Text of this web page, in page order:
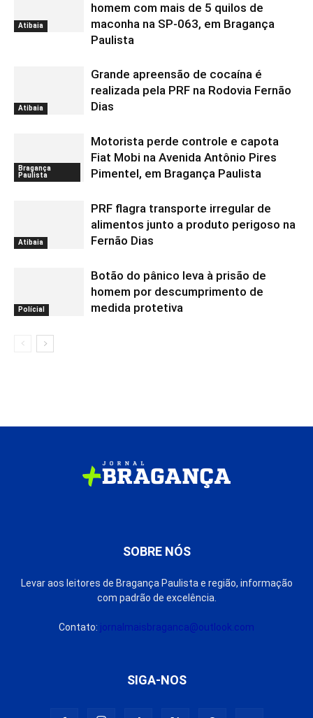
Atibaia
homem com mais de 5 quilos de
maconha na SP-063, em Bragança
Paulista
Atibaia
Grande apreensão de cocaína é
realizada pela PRF na Rodovia Fernão
Dias
Bragança
Paulista
Motorista perde controle e capota
Fiat Mobi na Avenida Antônio Pires
Pimentel, em Bragança Paulista
Atibaia
PRF flagra transporte irregular de
alimentos junto a produto perigoso na
Fernão Dias
Polícial
Botão do pânico leva à prisão de
homem por descumprimento de
medida protetiva
SOBRE NÓS
Levar aos leitores de Bragança Paulista e região, informação
com padrão de excelência.
Contato: jornalmaisbraganca@outlook.com
SIGA-NOS